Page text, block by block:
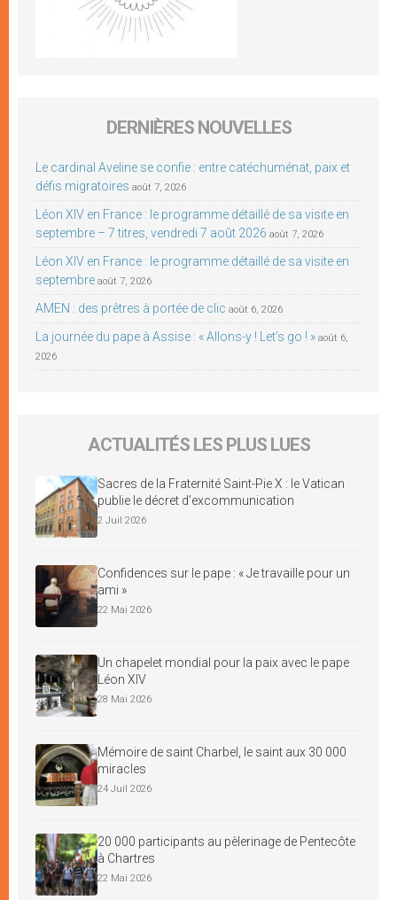
DERNIÈRES NOUVELLES
Le cardinal Aveline se confie : entre catéchuménat, paix et
défis migratoires août 7, 2026
Léon XIV en France : le programme détaillé de sa visite en
septembre – 7 titres, vendredi 7 août 2026 août 7, 2026
Léon XIV en France : le programme détaillé de sa visite en
septembre août 7, 2026
AMEN : des prêtres à portée de clic août 6, 2026
La journée du pape à Assise : « Allons-y ! Let’s go ! » août 6,
2026
ACTUALITÉS LES PLUS LUES
Sacres de la Fraternité Saint-Pie X : le Vatican
publie le décret d’excommunication
2 Juil 2026
Confidences sur le pape : « Je travaille pour un
ami »
22 Mai 2026
Un chapelet mondial pour la paix avec le pape
Léon XIV
28 Mai 2026
Mémoire de saint Charbel, le saint aux 30 000
miracles
24 Juil 2026
20 000 participants au pèlerinage de Pentecôte
à Chartres
22 Mai 2026